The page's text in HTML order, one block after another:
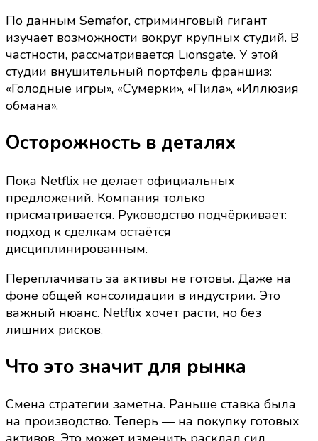
По данным Semafor, стриминговый гигант
изучает возможности вокруг крупных студий. В
частности, рассматривается Lionsgate. У этой
студии внушительный портфель франшиз:
«Голодные игры», «Сумерки», «Пила», «Иллюзия
обмана».
Осторожность в деталях
Пока Netflix не делает официальных
предложений. Компания только
присматривается. Руководство подчёркивает:
подход к сделкам остаётся
дисциплинированным.
Переплачивать за активы не готовы. Даже на
фоне общей консолидации в индустрии. Это
важный нюанс. Netflix хочет расти, но без
лишних рисков.
Что это значит для рынка
Смена стратегии заметна. Раньше ставка была
на производство. Теперь — на покупку готовых